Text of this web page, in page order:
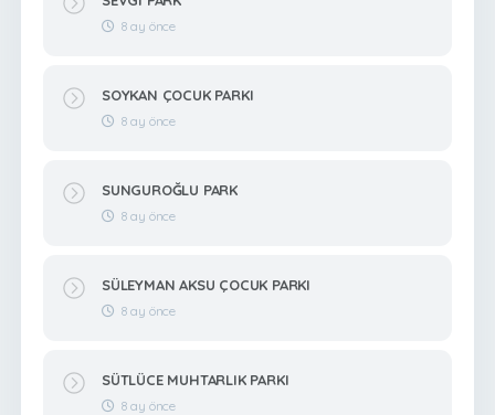
8 ay önce
SOYKAN ÇOCUK PARKI
8 ay önce
SUNGUROĞLU PARK
8 ay önce
SÜLEYMAN AKSU ÇOCUK PARKI
8 ay önce
SÜTLÜCE MUHTARLIK PARKI
8 ay önce